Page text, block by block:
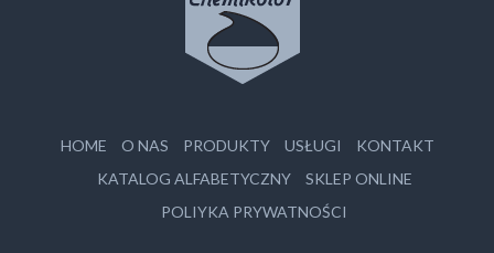
HOME O NAS PRODUKTY USŁUGI
KONTAKT
KATALOG ALFABETYCZNY
SKLEP ONLINE
POLIYKA PRYWATNOŚCI